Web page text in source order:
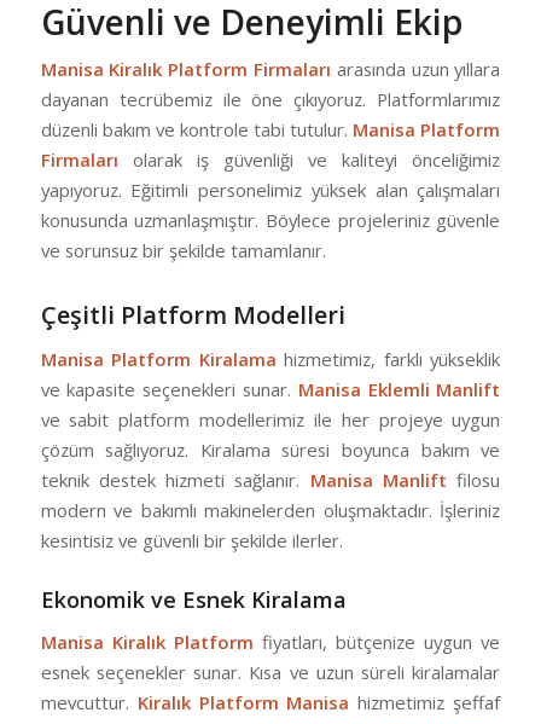
Güvenli ve Deneyimli Ekip
Manisa Kiralık Platform Firmaları arasında uzun yıllara
dayanan tecrübemiz ile öne çıkıyoruz. Platformlarımız
düzenli bakım ve kontrole tabi tutulur. Manisa Platform
Firmaları olarak iş güvenliği ve kaliteyi önceliğimiz
yapıyoruz. Eğitimli personelimiz yüksek alan çalışmaları
konusunda uzmanlaşmıştır. Böylece projeleriniz güvenle
ve sorunsuz bir şekilde tamamlanır.
Çeşitli Platform Modelleri
Manisa Platform Kiralama hizmetimiz, farklı yükseklik
ve kapasite seçenekleri sunar. Manisa Eklemli Manlift
ve sabit platform modellerimiz ile her projeye uygun
çözüm sağlıyoruz. Kiralama süresi boyunca bakım ve
teknik destek hizmeti sağlanır. Manisa Manlift filosu
modern ve bakımlı makinelerden oluşmaktadır. İşleriniz
kesintisiz ve güvenli bir şekilde ilerler.
Ekonomik ve Esnek Kiralama
Manisa Kiralık Platform fiyatları, bütçenize uygun ve
esnek seçenekler sunar. Kısa ve uzun süreli kiralamalar
mevcuttur. Kiralık Platform Manisa hizmetimiz şeffaf